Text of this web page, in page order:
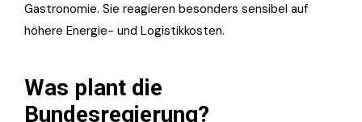
Gastronomie. Sie reagieren besonders sensibel auf
höhere Energie- und Logistikkosten.
Was plant die
Bundesregierung?